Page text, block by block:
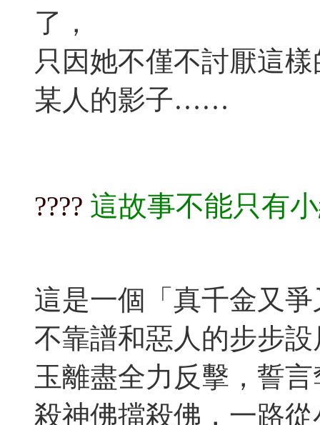
了，
只因她不僅不討厭這
某人的影子……
????​​​ 這故事不能只有
這是一個「真千金又
不靠譜和惡人的步步設
玉離盡全力反擊，誓
殺神佛擋殺佛，一路從